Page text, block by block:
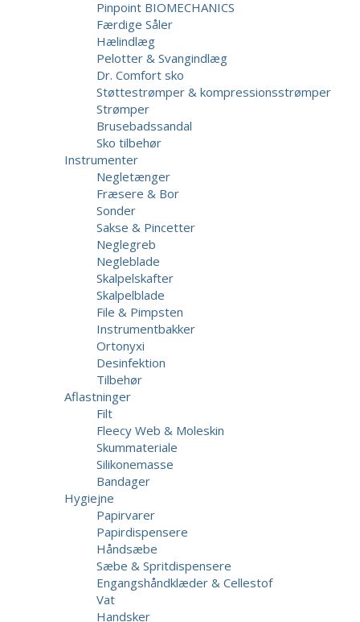
Pinpoint BIOMECHANICS
Færdige Såler
Hælindlæg
Pelotter & Svangindlæg
Dr. Comfort sko
Støttestrømper & kompressionsstrømper
Strømper
Brusebadssandal
Sko tilbehør
Instrumenter
Negletænger
Fræsere & Bor
Sonder
Sakse & Pincetter
Neglegreb
Negleblade
Skalpelskafter
Skalpelblade
File & Pimpsten
Instrumentbakker
Ortonyxi
Desinfektion
Tilbehør
Aflastninger
Filt
Fleecy Web & Moleskin
Skummateriale
Silikonemasse
Bandager
Hygiejne
Papirvarer
Papirdispensere
Håndsæbe
Sæbe & Spritdispensere
Engangshåndklæder & Cellestof
Vat
Handsker